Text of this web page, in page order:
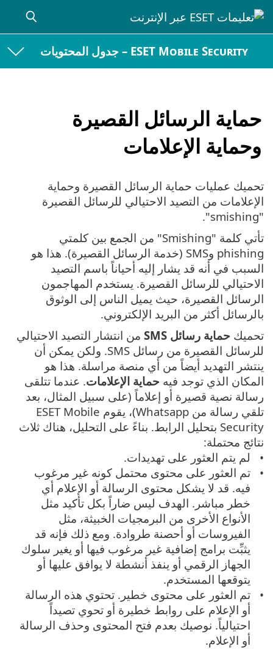
ESET Mobile Security – جدول المحتويات
حماية الرسائل القصيرة
وحماية الإعلامات
تحميك عمليات حماية الرسائل القصيرة وحماية
الإعلامات من التصيد الاحتيالي للرسائل القصيرة
"smishing".
تأتي كلمة "Smishing" من الجمع بين كلمتي
phishing وSMS (خدمة الرسائل القصيرة). هذا هو
السبب في أنه قد يشار إليه أحياناً باسم التصيد
الاحتيالي للرسائل القصيرة. يستخدم المهاجمون
الرسائل القصيرة، حيث يميل الناس إلى الوثوق
بالرسائل أكثر من البريد الإلكتروني.
تحميك حماية رسائل SMS
من انتشار التصيد الاحتيالي
للرسائل القصيرة من رسائل SMS. ولكن يمكن أن
ينتشر التهديد أيضاً من أي منصة مراسلة. هذا هو
المكان الذي توجد فيه حماية الإعلامات. عندما تتلقى
رسالة نصية قصيرة أو إعلاماً (على سبيل المثال، بعد
تلقي رسالة من Whatsapp)، يقوم ESET Mobile
Security بتحليل الرابط. بناءً على التحليل، هناك ثلاث
نتائج محتملة:
لم يتم العثور على تهديدات.
تم العثور على محتوى محتمل كونه غير مرغوب
فيه. قد لا يشكل محتوى الرسالة أو الإعلام أي
خطر مباشر. الهدف ليس ضاراً بكل تأكيد مثل
الأنواع الأخرى من البرمجيات الخبيثة، مثل
الفيروسات أو أحصنة طروادة. ومع ذلك فإنه قد
يثبِّت برامج إضافية غير مرغوب فيها أو يغير سلوك
الجهاز الرقمي أو ينفذ أنشطة لا يوافق عليها أو
يتوقعها المستخدم.
تم العثور على محتوى خطير. تحتوي هذه الرسالة
أو الإعلام على روابط خطيرة أو تحوي تصيداً
احتيالياً. نوصيك بعدم فتح المحتوى وحذف الرسالة
أو الإعلام.